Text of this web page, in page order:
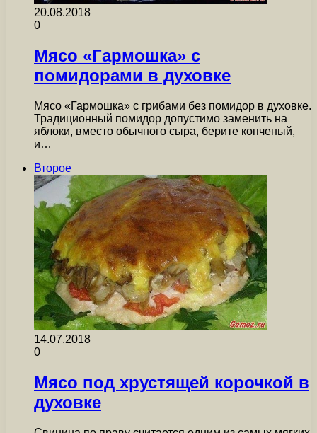
20.08.2018
0
Мясо «Гармошка» с
помидорами в духовке
Мясо «Гармошка» с грибами без помидор в духовке.
Традиционный помидор допустимо заменить на
яблоки, вместо обычного сыра, берите копченый,
и…
Второе
14.07.2018
0
Мясо под хрустящей корочкой в
духовке